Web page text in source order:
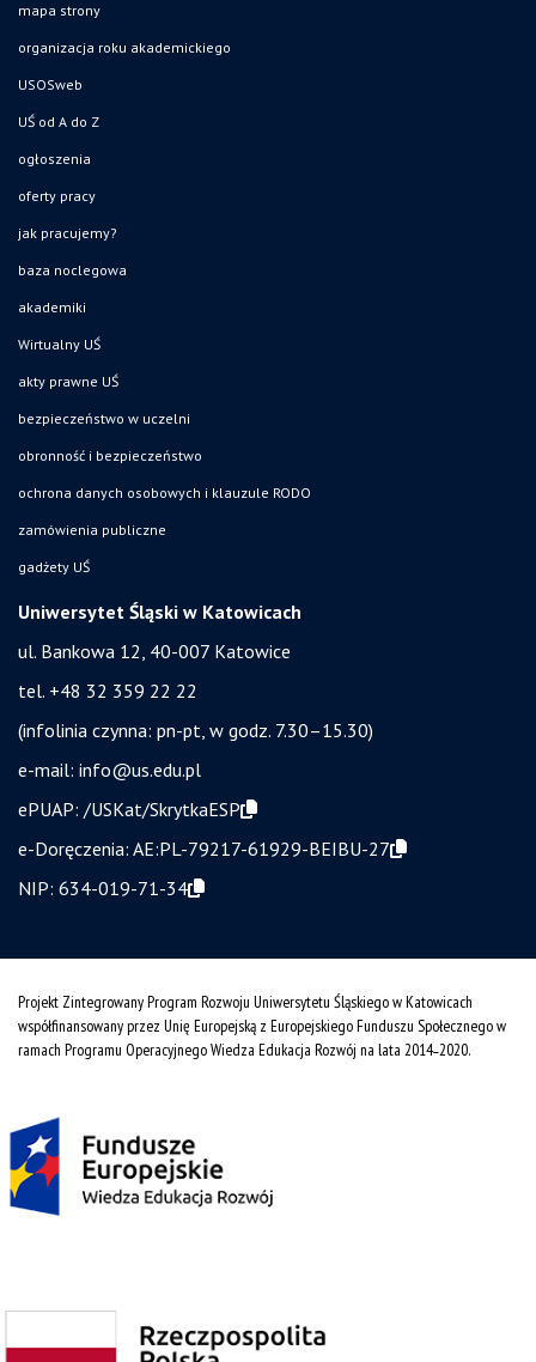
mapa strony
organizacja roku akademickiego
USOSweb
UŚ od A do Z
ogłoszenia
oferty pracy
jak pracujemy?
baza noclegowa
akademiki
Wirtualny UŚ
akty prawne UŚ
bezpieczeństwo w uczelni
obronność i bezpieczeństwo
ochrona danych osobowych i klauzule RODO
zamówienia publiczne
gadżety UŚ
Uniwersytet Śląski w Katowicach
ul. Bankowa 12, 40-007 Katowice
tel. +48 32 359 22 22
(infolinia czynna: pn-pt, w godz. 7.30–15.30)
e-mail: info@us.edu.pl
ePUAP: /USKat/SkrytkaESP
e-Doręczenia: AE:PL-79217-61929-BEIBU-27
NIP: 634-019-71-34
Projekt Zintegrowany Program Rozwoju Uniwersytetu Śląskiego w Katowicach
współfinansowany przez Unię Europejską z Europejskiego Funduszu Społecznego w
ramach Programu Operacyjnego Wiedza Edukacja Rozwój na lata 2014˗2020.